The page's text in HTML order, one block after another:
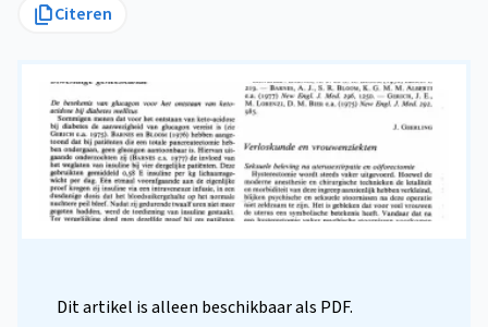
Citeren
Dit artikel is alleen beschikbaar als PDF.